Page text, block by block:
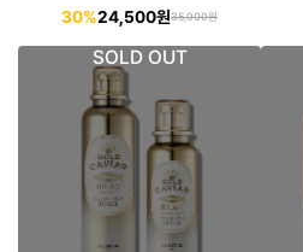
30%24,500원35,000원
SOLD OUT